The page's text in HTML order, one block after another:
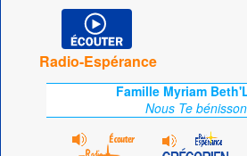
Radio-Espérance
Famille Myriam
Nous Te